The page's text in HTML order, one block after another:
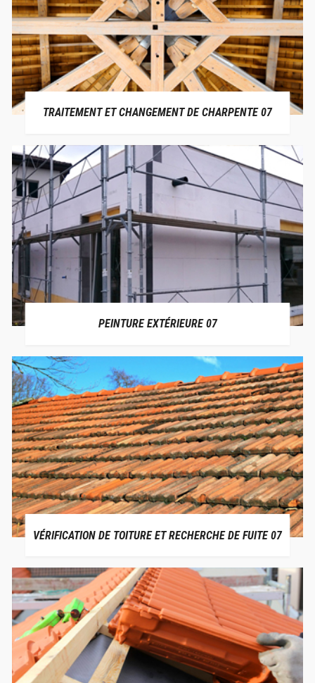
TRAITEMENT ET CHANGEMENT DE CHARPENTE 07
PEINTURE EXTÉRIEURE 07
VÉRIFICATION DE TOITURE ET RECHERCHE DE FUITE 07